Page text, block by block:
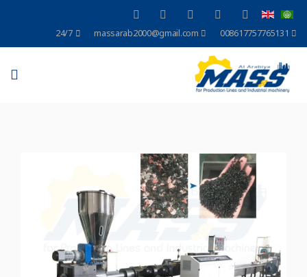
008617757765131
massarab2000@gmail.com
24/7